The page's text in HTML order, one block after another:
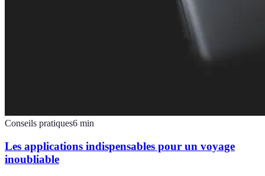
Conseils pratiques6 min
Les applications indispensables pour un voyage
inoubliable